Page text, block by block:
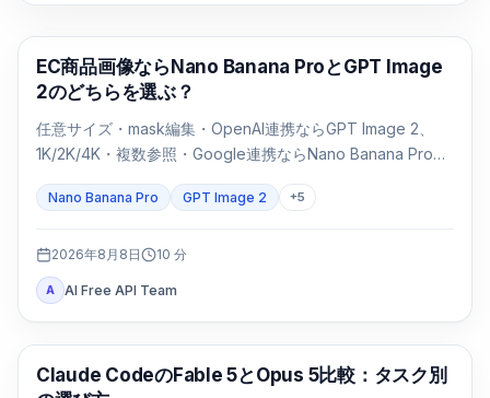
AI画像生成
EC商品画像ならNano Banana ProとGPT Image
2のどちらを選ぶ？
任意サイズ・mask編集・OpenAI連携ならGPT Image 2、
1K/2K/4K・複数参照・Google連携ならNano Banana Proを
SKUで両方を検証します。
Nano Banana Pro GPT Image 2 +5
2026年8月8日 10 分
A AI Free API Team
Claude Code
Claude CodeのFable 5とOpus 5比較：タスク別